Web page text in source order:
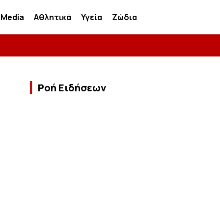
Media Αθλητικά Υγεία Ζώδια
Ροή Ειδήσεων